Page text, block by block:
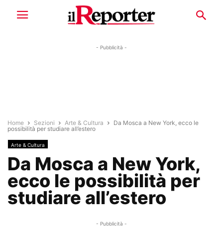
- Pubblicità -
Home Sezioni Arte & Cultura
Da Mosca a New York, ecco le
possibilità per studiare all’estero
Arte & Cultura
Da Mosca a New York,
ecco le possibilità per
studiare all’estero
- Pubblicità -